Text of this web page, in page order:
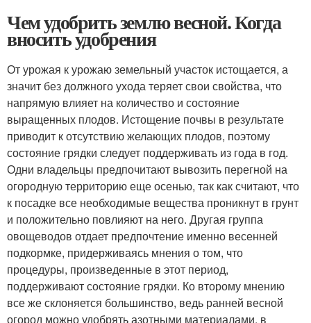
Чем удобрить землю весной. Когда
вносить удобрения
От урожая к урожаю земельный участок истощается, а
значит без должного ухода теряет свои свойства, что
напрямую влияет на количество и состояние
выращенных плодов. Истощение почвы в результате
приводит к отсутствию желающих плодов, поэтому
состояние грядки следует поддерживать из года в год.
Одни владельцы предпочитают вывозить перегной на
огородную территорию еще осенью, так как считают, что
к посадке все необходимые вещества проникнут в грунт
и положительно повлияют на него. Другая группа
овощеводов отдает предпочтение именно весенней
подкормке, придерживаясь мнения о том, что
процедуры, произведенные в этот период,
поддерживают состояние грядки. Ко второму мнению
все же склоняется большинство, ведь ранней весной
огород можно удобрять азотными материалами, в